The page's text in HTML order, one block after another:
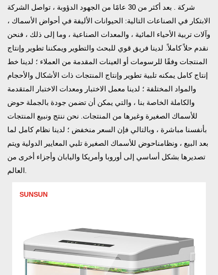
شركة
. بعد أكثر من 30 عامًا من الجهود الدؤوبة ، تواصل الشركة
الابتكار في الصناعات التالية: الحيوانات الأليفة في أحواض الأسماك ،
وآلات تربية الأحياء المائية ، والمعدات الصناعية ، وما إلى ذلك ، فنحن
نقدم حلاً كاملاً. لدينا فريق قوي للبحث والتطوير ويمكننا تطوير وإنتاج
المنتجات وفقًا للرسومات أو العينات المقدمة من العملاء ؛ لدينا خط
إنتاج كامل يمكنه تلبية تطوير وإنتاج المنتجات ذات الأشكال والأحجام
والمواد المختلفة ؛ لدينا معمل الاختبار ومعدات الاختبار المتقدمة
والكاملة الخاصة بنا ، والتي يمكن أن تضمن جودة بالجملة حوض
للأسماك الصغيرة وغيرها من المنتجات. نحن ننتج ونبيع المنتجات
بأنفسنا مباشرة ، وبالتالي فإن السعر منخفض ؛ لدينا نظام كامل لما
بعد البيع ، ونظامناحوض للأسماك الصغيرة تلبي المعايير الدولية ويتم
تصديرها بشكل أساسي إلى أوروبا وأمريكا واليابان وأجزاء أخرى من
العالم.
SUNSUN